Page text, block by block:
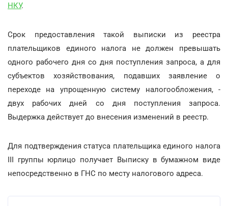
НКУ.
Срок предоставления такой выписки из реестра
плательщиков единого налога не должен превышать
одного рабочего дня со дня поступления запроса, а для
субъектов хозяйствования, подавших заявление о
переходе на упрощенную систему налогообложения, -
двух рабочих дней со дня поступления запроса.
Выдержка действует до внесения изменений в реестр.
Для подтверждения статуса плательщика единого налога
ІІІ группы юрлицо получает Выписку в бумажном виде
непосредственно в ГНС по месту налогового адреса.